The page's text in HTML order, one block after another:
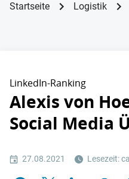
Startseite Logistik
LinkedIn-Ranking
Alexis von
Social Media
27.08.2021 Lesezeit: